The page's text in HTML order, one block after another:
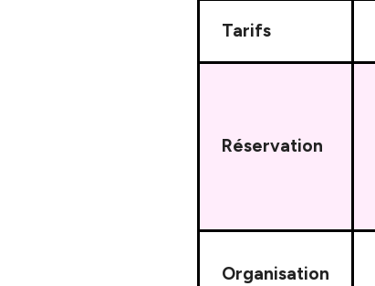
Tarifs
Réservation
Organisation